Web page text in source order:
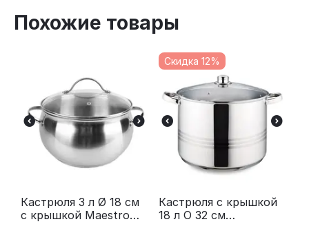
Похожие товары
Кастрюля 3 л Ø 18 см
с крышкой Maestro
Скидка 12%
Кастрюля с крышкой
18 л O 32 см